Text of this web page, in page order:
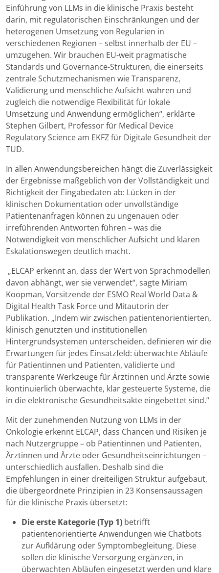
Einführung von LLMs in die klinische Praxis besteht
darin, mit regulatorischen Einschränkungen und der
heterogenen Umsetzung von Regularien in
verschiedenen Regionen – selbst innerhalb der EU –
umzugehen. Wir brauchen EU-weit pragmatische
Standards und Governance-Strukturen, die einerseits
zentrale Schutzmechanismen wie Transparenz,
Validierung und menschliche Aufsicht wahren und
zugleich die notwendige Flexibilität für lokale
Umsetzung und Anwendung ermöglichen“, erklärte
Stephen Gilbert, Professor für Medical Device
Regulatory Science am EKFZ für Digitale Gesundheit der
TUD.
In allen Anwendungsbereichen hängt die Zuverlässigkeit
der Ergebnisse maßgeblich von der Vollständigkeit und
Richtigkeit der Eingabedaten ab: Lücken in der
klinischen Dokumentation oder unvollständige
Patientenanfragen können zu ungenauen oder
irreführenden Antworten führen – was die
Notwendigkeit von menschlicher Aufsicht und klaren
Eskalationswegen deutlich macht.
„ELCAP erkennt an, dass der Wert von Sprachmodellen
davon abhängt, wer sie verwendet“, sagte Miriam
Koopman, Vorsitzende der ESMO Real World Data &
Digital Health Task Force und Mitautorin der
Publikation. „Indem wir zwischen patientenorientierten,
klinisch genutzten und institutionellen
Hintergrundsystemen unterscheiden, definieren wir die
Erwartungen für jedes Einsatzfeld: überwachte Abläufe
für Patientinnen und Patienten, validierte und
transparente Werkzeuge für Ärztinnen und Ärzte sowie
kontinuierlich überwachte, klar gesteuerte Systeme, die
in die elektronische Gesundheitsakte eingebettet sind.“
Mit der zunehmenden Nutzung von LLMs in der
Onkologie erkennt ELCAP, dass Chancen und Risiken je
nach Nutzergruppe – ob Patientinnen und Patienten,
Ärztinnen und Ärzte oder Gesundheitseinrichtungen –
unterschiedlich ausfallen. Deshalb sind die
Empfehlungen in einer dreiteiligen Struktur aufgebaut,
die übergeordnete Prinzipien in 23 Konsensaussagen
für die klinische Praxis übersetzt:
Die erste Kategorie (Typ 1) betrifft
patientenorientierte Anwendungen wie Chatbots
zur Aufklärung oder Symptombegleitung. Diese
sollen die klinische Versorgung ergänzen, in
überwachten Abläufen eingesetzt werden und klare